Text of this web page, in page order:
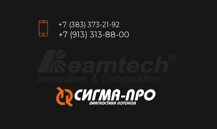
+7 (383) 373-21-92
+7 (913) 313-88-00